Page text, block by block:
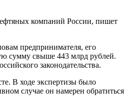
компаний России, пишет
предпринимателя, его
сумму свыше 443 млрд рублей.
законодательства.
В ходе экспертизы было
случае он намерен обратиться